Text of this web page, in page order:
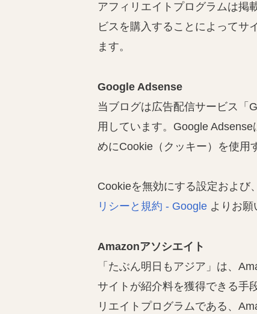
アフィリエイトプログラムは掲
ビスを購入することによってサ
ます。
Google Adsense
当ブログは広告配信サービス「
用しています。Google
めにCookie（クッキー）を使用
Cookieを無効にする設定および
リシーと規約 - Google よりお願
Amazonアソシエイト
「たぶん明日もアジア」は、
サイトが紹介料を獲得できる手
リエイトプログラムである、